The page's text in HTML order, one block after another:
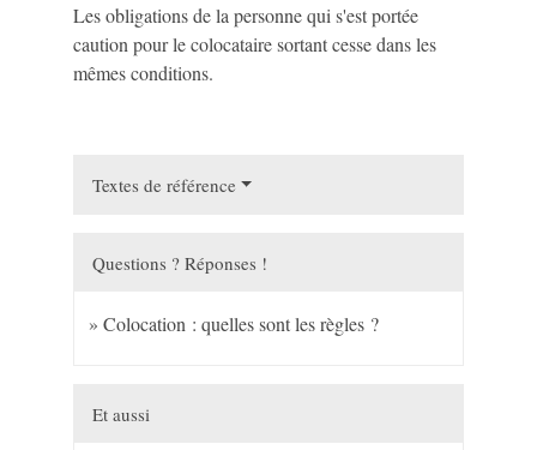
Les obligations de la personne qui s'est portée
caution pour le colocataire sortant cesse dans les
mêmes conditions.
Textes de référence
Questions ? Réponses !
Colocation : quelles sont les règles ?
Et aussi